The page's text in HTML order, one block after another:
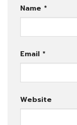
Name *
Email *
Website